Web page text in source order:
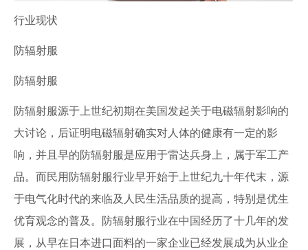
行业现状
防辐射服
防辐射服
防辐射服源于上世纪初期在美国发起关于电磁辐射影响的
大讨论，后证明电磁辐射确实对人体的健康有一定的影
响，并且早的防辐射服是应用于雷达兵身上，属于军工产
品。而民用防辐射服行业早开始于上世纪九十年代末，源
于电气化时代的来临及人民生活品质的提高，特别是优生
优育观念的普及。防辐射服行业在中国经历了十几年的发
展，从早在日本进口面料的一家企业已经发展成为从业企